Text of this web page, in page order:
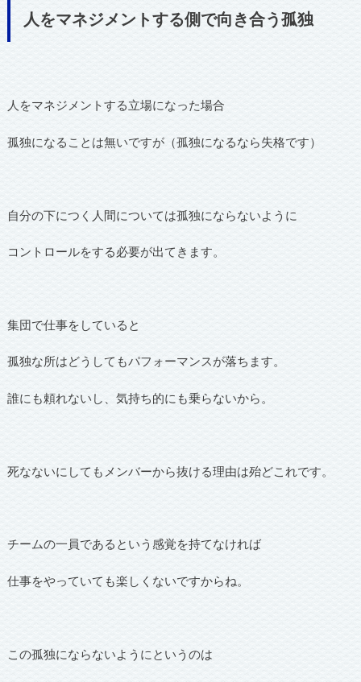
人をマネジメントする側で向き合う孤独
人をマネジメントする立場になった場合
孤独になることは無いですが（孤独になるなら失格です）
自分の下につく人間については孤独にならないように
コントロールをする必要が出てきます。
集団で仕事をしていると
孤独な所はどうしてもパフォーマンスが落ちます。
誰にも頼れないし、気持ち的にも乗らないから。
死なないにしてもメンバーから抜ける理由は殆どこれです。
チームの一員であるという感覚を持てなければ
仕事をやっていても楽しくないですからね。
この孤独にならないようにというのは